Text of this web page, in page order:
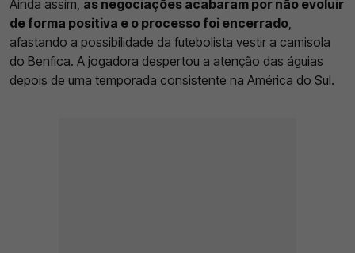
Ainda assim, as negociações acabaram por não evoluir
de forma positiva e o processo foi encerrado
afastando a possibilidade da futebolista vestir a camisola
do Benfica. A jogadora despertou a atenção das águias
depois de uma temporada consistente na América do Sul.